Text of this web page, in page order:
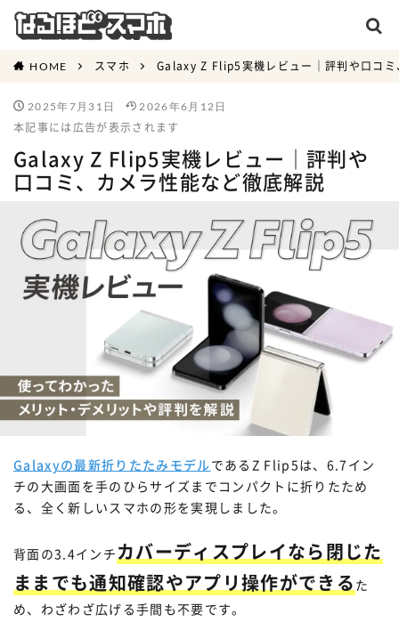
HOME スマホ Galaxy Z Flip5実機レビュー｜評判や口コミ
2025年7月31日 2026年6月12日
本記事には広告が表示されます
Galaxy Z Flip5実機レビュー｜評判や
口コミ、カメラ性能など徹底解説
Galaxyの最新折りたたみモデルであるZ Flip5は、6.7イン
チの大画面を手のひらサイズまでコンパクトに折りたため
る、全く新しいスマホの形を実現しました。
背面の3.4インチ カバーディスプレイなら閉じた
ままでも通知確認やアプリ操作ができる た
め、わざわざ広げる手間も不要です。